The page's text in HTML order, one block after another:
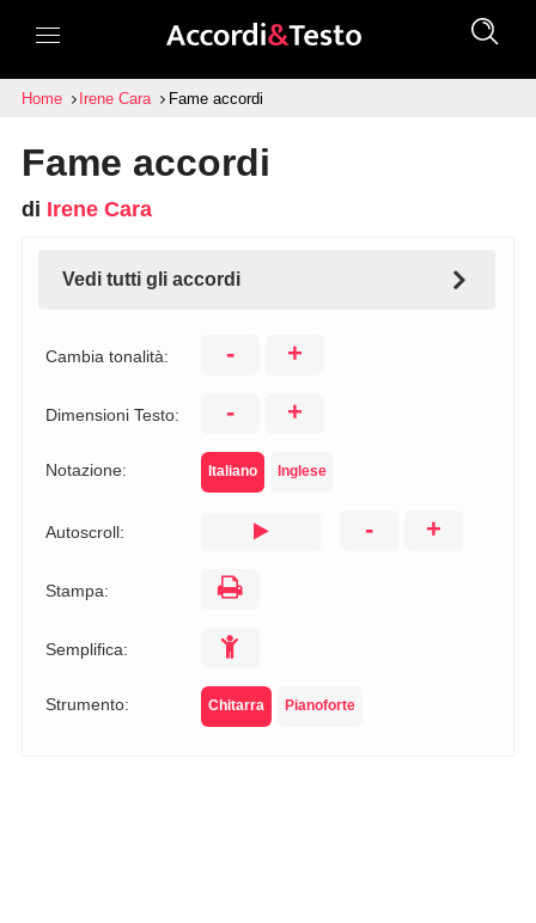
Home Irene Cara Fame accordi
Fame accordi
di Irene Cara
Vedi tutti gli accordi
Cambia tonalità: - +
Dimensioni Testo: - +
Notazione: Italiano Inglese
Autoscroll: - +
Stampa:
Semplifica:
Strumento: Chitarra Pianoforte